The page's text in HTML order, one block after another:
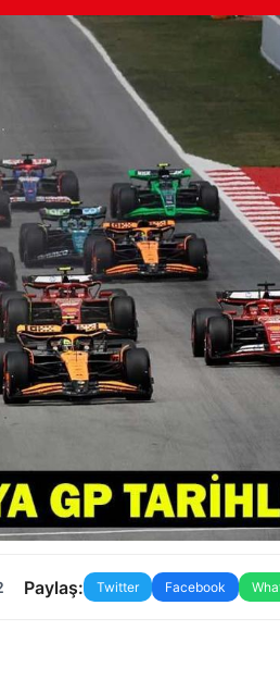
Paylaş: Twitter Facebook